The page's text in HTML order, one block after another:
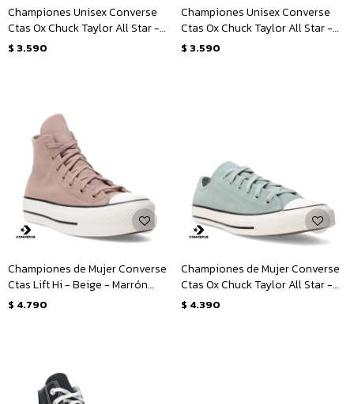
Championes Unisex Converse
Ctas Ox Chuck Taylor All Star -
Marrón - Blanco
$ 3.590
Championes Unisex Converse
Ctas Ox Chuck Taylor All Star -
Gris - Blanco
$ 3.590
Championes de Mujer Converse
Ctas Lift Hi - Beige - Marrón
Tierra
$ 4.790
Championes de Mujer Converse
Ctas Ox Chuck Taylor All Star -
Verde - Blanco
$ 4.390